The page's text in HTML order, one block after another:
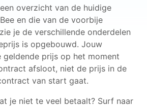
overzicht van de huidige
en die van de voorbije
je de verschillende onderdelen
is opgebouwd. Jouw
geldende prijs op het moment
afsloot, niet de prijs in de
van start gaat.
je niet te veel betaalt? Surf naar